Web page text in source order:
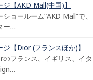
【AKD Mall(中国)】
ョールーム“AKD Mall”で
ー…
【Dior (フランスほか)】
フランス、イギリス、イ